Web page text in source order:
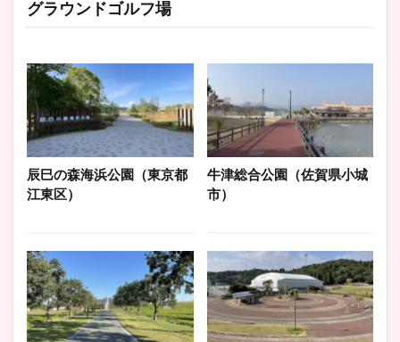
グラウンドゴルフ場
辰巳の森海浜公園（東京都
江東区）
牛津総合公園（佐賀県小城
市）